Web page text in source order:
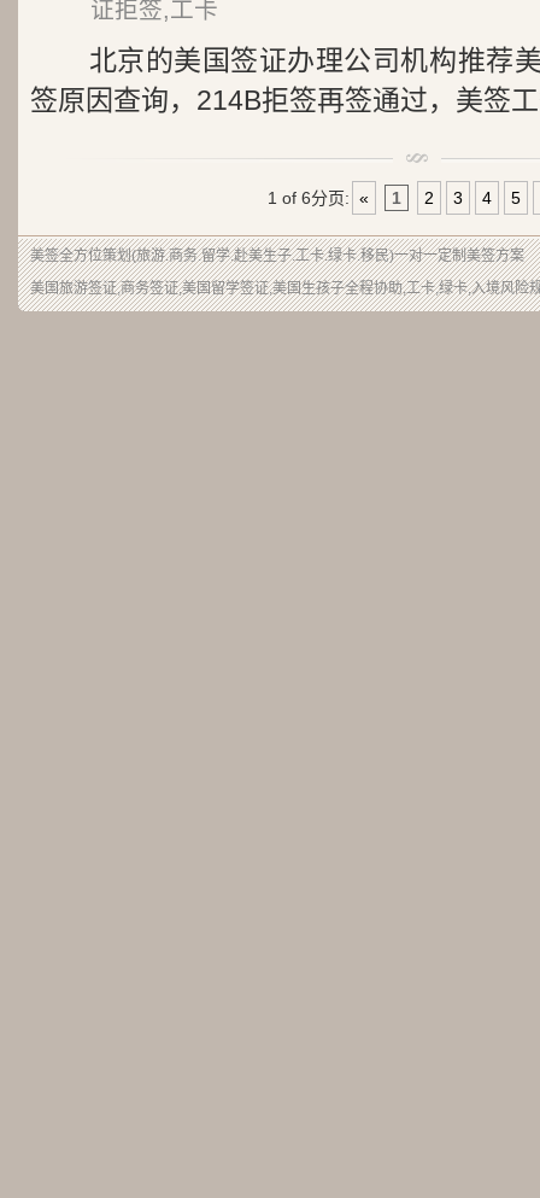
证拒签,工卡
北京的美国签证办理公司机构推荐
签原因查询，214B拒签再签通过，美签
1 of 6分页: « 1 2 3 4 5
美签全方位策划(旅游.商务.留学.赴美生子.工卡.绿卡.移民)一对一定制美签方案
美国旅游签证,商务签证,美国留学签证,美国生孩子全程协助,工卡,绿卡,入境风险